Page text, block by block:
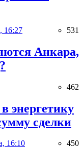
16:27 531
Анкара,
462
энергетику
сделки
16:10 450